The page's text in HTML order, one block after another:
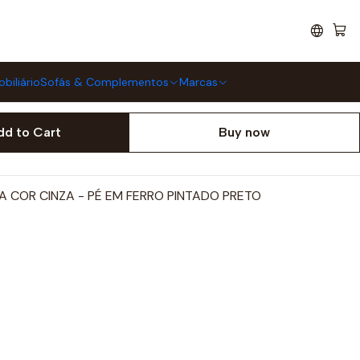
Sofás & Complementos Marcas
VNT PU CINZA
to Cart Buy now
COR CINZA - PÉ EM FERRO PINTADO PRETO